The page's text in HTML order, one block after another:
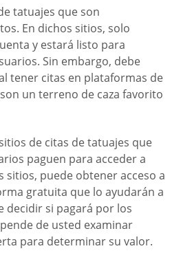
tatuajes que son
En dichos sitios, solo
y estará listo para
Sin embargo, debe
tener citas en plataformas de
un terreno de caza favorito
de citas de tatuajes que
paguen para acceder a
sitios, puede obtener acceso a
gratuita que lo ayudarán a
decidir si pagará por los
de usted examinar
para determinar su valor.